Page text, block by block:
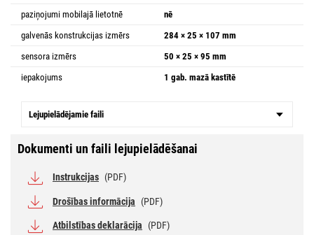
paziņojumi mobilajā lietotnē
nē
galvenās konstrukcijas izmērs
284 × 25 × 107 mm
sensora izmērs
50 × 25 × 95 mm
iepakojums
1 gab. mazā kastītē
Lejupielādējamie faili
Dokumenti un faili lejupielādēšanai
Instrukcijas (PDF)
Drošības informācija (PDF)
Atbilstības deklarācija (PDF)